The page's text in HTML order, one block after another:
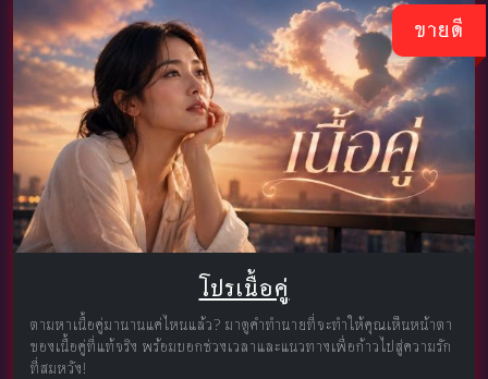
ขายดี
โปรเนื้อคู่
ตามหาเนื้อคู่มานานแค่ไหนแล้ว? มาดูคำทำนายที่จะทำให้คุณเห็นหน้าตา
ของเนื้อคู่ที่แท้จริง พร้อมบอกช่วงเวลาและแนวทางเพื่อก้าวไปสู่ความรัก
ที่สมหวัง!